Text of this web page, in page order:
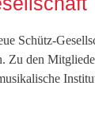
Schütz-
Zu den